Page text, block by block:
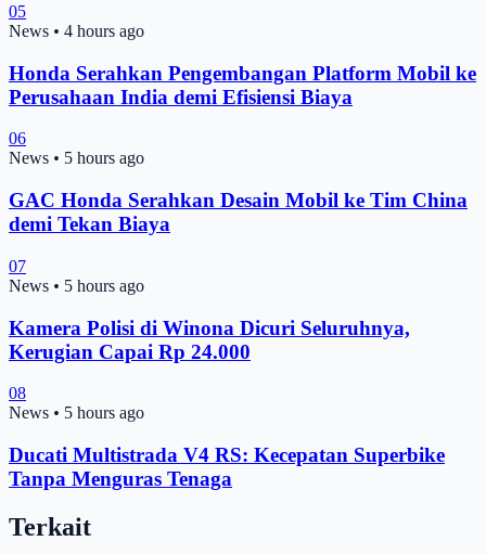
05
News • 4 hours ago
Honda Serahkan Pengembangan Platform Mobil ke
Perusahaan India demi Efisiensi Biaya
06
News • 5 hours ago
GAC Honda Serahkan Desain Mobil ke Tim China
demi Tekan Biaya
07
News • 5 hours ago
Kamera Polisi di Winona Dicuri Seluruhnya,
Kerugian Capai Rp 24.000
08
News • 5 hours ago
Ducati Multistrada V4 RS: Kecepatan Superbike
Tanpa Menguras Tenaga
Terkait